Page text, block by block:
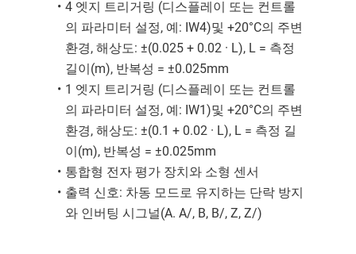
4 엣지 트리거링 (디스플레이 또는 컨트롤
의 파라미터 설정, 예: IW4)및 +20°C의 주변
환경, 해상도: ±(0.025 + 0.02 · L), L = 측정
길이(m), 반복성 = ±0.025mm
1 엣지 트리거링 (디스플레이 또는 컨트롤
의 파라미터 설정, 예: IW1)및 +20°C의 주변
환경, 해상도: ±(0.1 + 0.02 · L), L = 측정 길
이(m), 반복성 = ±0.025mm
통합형 전자 평가 장치와 소형 센서
출력 신호: 차동 모드로 유지하는 단락 방지
와 인버팅 시그널(A. A/, B, B/, Z, Z/)